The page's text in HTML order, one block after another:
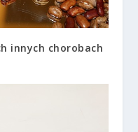
innych chorobach